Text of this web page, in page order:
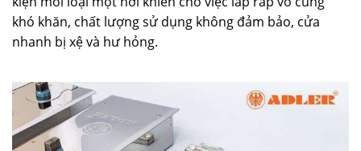
khó khăn, chất lượng sử dụng không đảm bảo, cửa
nhanh bị xệ và hư hỏng.